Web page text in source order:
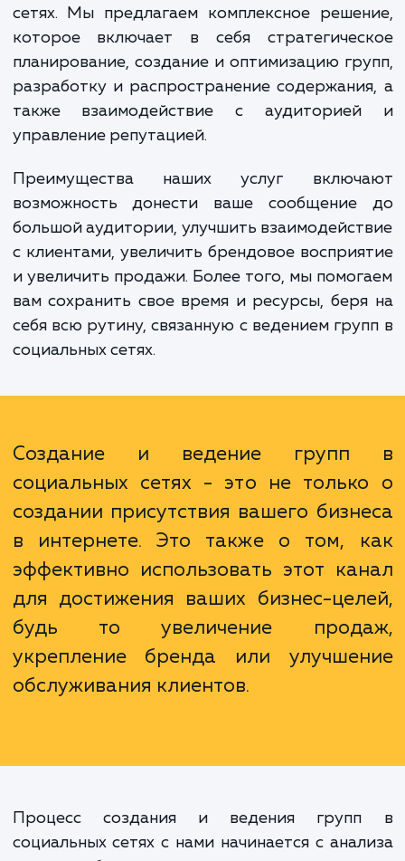
они решают заняться продвижением
бизнеса в социальных сетях.
Именно здесь на помощь приходят наши
по созданию и ведению групп в
сетях. Мы предлагаем комплексное
которое включает в себя
планирование, создание и оптимизацию
разработку и распространение
также взаимодействие с
управление репутацией.
Преимущества наших услуг
возможность донести ваше
вам сохранить свое время и ресурсы,
себя всю рутину, связанную с ведением
социальных сетях.
Создание и ведение
социальных сетях - это не
создании присутствия вашего
эффективно использовать этот
будь то увеличение